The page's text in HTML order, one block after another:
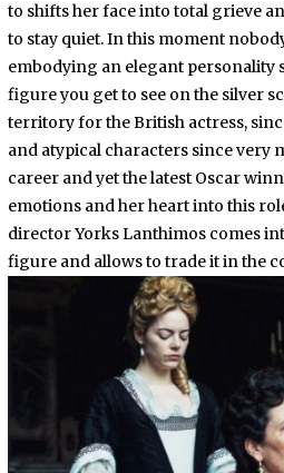
2
6
,
2
2
to shifts her face into total grieve
to stay quiet. In this moment
embodying an elegant personality
figure you get to see on the silver
territory for the British actress,
and atypical characters since very
career and yet the latest Oscar
emotions and her heart into this
director Yorks Lanthimos comes
figure and allows to trade it in the